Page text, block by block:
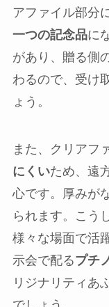
アファイル部分
一つの記念品に
があり、贈る側
わるので、受け
ょう。
また、クリアフ
にくいため、遠
心です。厚みが
られます。こう
様々な場面で活
示会で配るプチ
リジナリティあ